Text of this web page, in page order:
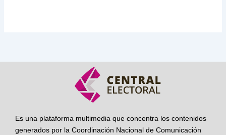
Es una plataforma multimedia que concentra los contenidos
generados por la Coordinación Nacional de Comunicación